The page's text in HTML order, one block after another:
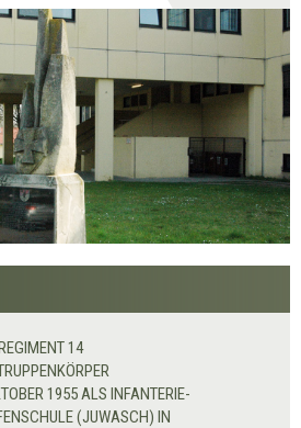
14
1955 ALS INFANTERIE-
(JUWASCH) IN